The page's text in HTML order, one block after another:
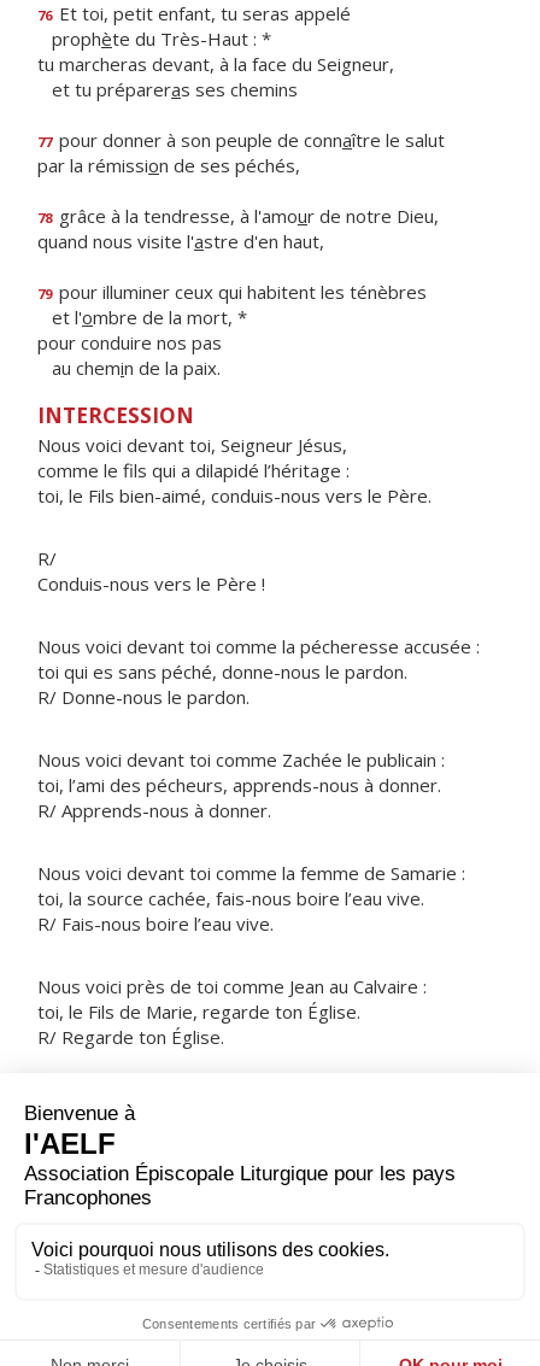
76 Et toi, petit enfant, tu seras appelé
prophète du Très-Haut : *
tu marcheras devant, à la face du Seigneur,
et tu prépareras ses chemins
77 pour donner à son peuple de connaître le salut
par la rémission de ses péchés,
78 grâce à la tendresse, à l'amour de notre Dieu,
quand nous visite l'astre d'en haut,
79 pour illuminer ceux qui habitent les ténèbres
et l'ombre de la mort, *
pour conduire nos pas
au chemin de la paix.
INTERCESSION
Nous voici devant toi, Seigneur Jésus,
comme le fils qui a dilapidé l’héritage :
toi, le Fils bien-aimé, conduis-nous vers le Père.
R/
Conduis-nous vers le Père !
Nous voici devant toi comme la pécheresse accusée :
toi qui es sans péché, donne-nous le pardon.
R/ Donne-nous le pardon.
Nous voici devant toi comme Zachée le publicain :
toi, l’ami des pécheurs, apprends-nous à donner.
R/ Apprends-nous à donner.
Nous voici devant toi comme la femme de Samarie :
toi, la source cachée, fais-nous boire l’eau vive.
R/ Fais-nous boire l’eau vive.
Nous voici près de toi comme Jean au Calvaire :
toi, le Fils de Marie, regarde ton Église.
R/ Regarde ton Église.
NOTRE PÈRE
ORAISON
Tu as préparé, Seigneur, pour nous qui sommes faibles,
d’accueillir avec joie notre relève­ment et d’en
témoigner par la fidélité de notre vie.